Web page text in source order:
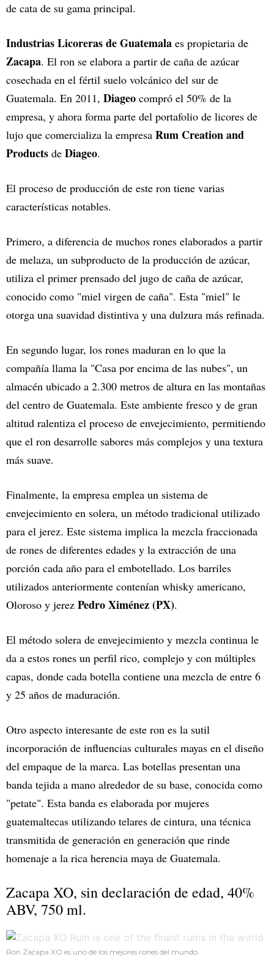
de cata de su gama principal.
Industrias Licoreras de Guatemala es propietaria de
Zacapa. El ron se elabora a partir de caña de azúcar
cosechada en el fértil suelo volcánico del sur de
Guatemala. En 2011, Diageo compró el 50% de la
empresa, y ahora forma parte del portafolio de licores de
lujo que comercializa la empresa Rum Creation and
Products de Diageo.
El proceso de producción de este ron tiene varias
características notables.
Primero, a diferencia de muchos rones elaborados a partir
de melaza, un subproducto de la producción de azúcar,
utiliza el primer prensado del jugo de caña de azúcar,
conocido como "miel virgen de caña". Esta "miel" le
otorga una suavidad distintiva y una dulzura más refinada.
En segundo lugar, los rones maduran en lo que la
compañía llama la "Casa por encima de las nubes", un
almacén ubicado a 2.300 metros de altura en las montañas
del centro de Guatemala. Este ambiente fresco y de gran
altitud ralentiza el proceso de envejecimiento, permitiendo
que el ron desarrolle sabores más complejos y una textura
más suave.
Finalmente, la empresa emplea un sistema de
envejecimiento en solera, un método tradicional utilizado
para el jerez. Este sistema implica la mezcla fraccionada
de rones de diferentes edades y la extracción de una
porción cada año para el embotellado. Los barriles
utilizados anteriormente contenían whisky americano,
Oloroso y jerez Pedro Ximénez (PX).
El método solera de envejecimiento y mezcla continua le
da a estos rones un perfil rico, complejo y con múltiples
capas, donde cada botella contiene una mezcla de entre 6
y 25 años de maduración.
Otro aspecto interesante de este ron es la sutil
incorporación de influencias culturales mayas en el diseño
del empaque de la marca. Las botellas presentan una
banda tejida a mano alrededor de su base, conocida como
"petate". Esta banda es elaborada por mujeres
guatemaltecas utilizando telares de cintura, una técnica
transmitida de generación en generación que rinde
homenaje a la rica herencia maya de Guatemala.
Zacapa XO, sin declaración de edad, 40%
ABV, 750 ml.
Ron Zacapa XO es uno de los mejores rones del mundo.